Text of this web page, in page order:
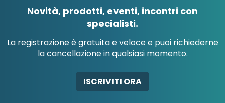
AB-GLOBAL SRL
ABBATE A&V PHARMA
Novità, prodotti, eventi, incontri con
specialisti.
La registrazione è gratuita e veloce e puoi richiederne
la cancellazione in qualsiasi momento.
ISCRIVITI ORA